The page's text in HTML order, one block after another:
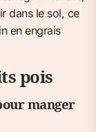
dans le sol, ce
en engrais
pois
manger